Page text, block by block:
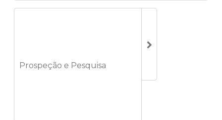
Prospeção e Pesquisa